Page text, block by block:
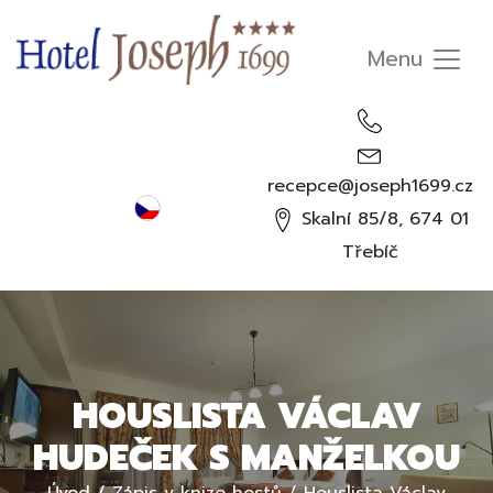
Čeština
Deutsch
recepce@joseph1699.cz
Skalní 85/8, 674 01
Třebíč
HOUSLISTA VÁCLAV
HUDEČEK S MANŽELKOU